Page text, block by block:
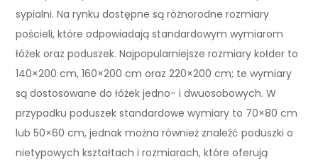
sypialni. Na rynku dostępne są różnorodne rozmiary
pościeli, które odpowiadają standardowym wymiarom
łóżek oraz poduszek. Najpopularniejsze rozmiary kołder to
140×200 cm, 160×200 cm oraz 220×200 cm; te wymiary
są dostosowane do łóżek jedno- i dwuosobowych. W
przypadku poduszek standardowe wymiary to 70×80 cm
lub 50×60 cm, jednak można również znaleźć poduszki o
nietypowych kształtach i rozmiarach, które oferują